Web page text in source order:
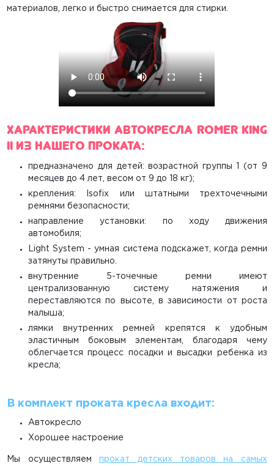
материалов, легко и быстро снимается для стирки.
Характеристики автокресла Romer King
II из нашего проката:
предназначено для детей: возрастной группы 1 (от 9
месяцев до 4 лет, весом от 9 до 18 кг);
крепления: Isofix или штатными трехточечными
ремнями безопасности;
направление установки: по ходу движения
автомобиля;
Light System - умная система подскажет, когда ремни
затянуты правильно.
внутренние 5-точечные ремни имеют
централизованную систему натяжения и
переставляются по высоте, в зависимости от роста
малыша;
лямки внутренних ремней крепятся к удобным
эластичным боковым элементам, благодаря чему
облегчается процесс посадки и высадки ребенка из
кресла;
В комплект проката кресла входит:
Автокресло
Хорошее настроение
Мы осуществляем
прокат детских товаров на самых